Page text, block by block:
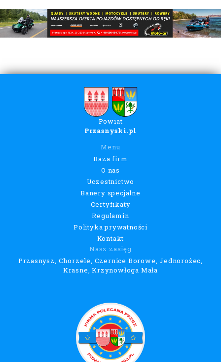
Powiat
Przasnyski.pl
Menu
Baza firm
O nas
Uczestnictwo
Banery specjalne
Certyfikaty
Regulamin
Polityka prywatności
Kontakt
Nasz zasięg
Przasnysz, Chorzele, Czernice Borowe, Jednorożec,
Krasne, Krzynowłoga Mała